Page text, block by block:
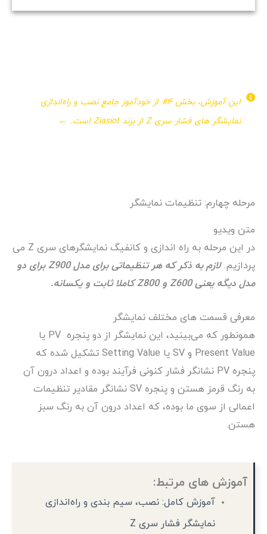
این آموزش، بخش ۴# از خودآموز جامع نصب و راه‌اندازی
نمایشگر های فشار سری Z از برند Ziasiot است. ←
مرحله چهارم: تنظیمات نمایشگر
متن ویدیو
در این مرحله به راه اندازی و کانفیگ نمایشگرهای سری Z می
پردازیم.
لازم به ذکر که هر تنظیماتی برای مدل Z900 برای دو
مدل دیگه یعنی Z600 و Z800 کاملا ثابت و یکسانه.
معرفی قسمت های مختلف نمایشگر
همونطور که می‌بینید، این نمایشگر از دو پنجره PV یا
Present Value و SV یا Setting Value تشکیل شده که
پنجره PV نشانگر فشار کنونی فرآیند بوده و اعداد درون آن
به رنگ قرمز هستن و پنجره SV نشانگر مقادیر تنظیمات
اعمالی از سوی ما بوده، که اعداد درون آن به رنگ سبز
هستن.
آموزش های مرتبط:
آموزش کامل: نصب، سیم بندی و راه‌اندازی
نمایشگر فشار سری Z